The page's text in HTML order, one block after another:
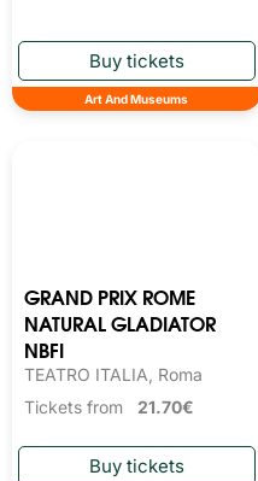
Art And Museums
GRAND PRIX ROME
NATURAL GLADIATOR
NBFI
TEATRO ITALIA, Roma
Tickets from 21.70€